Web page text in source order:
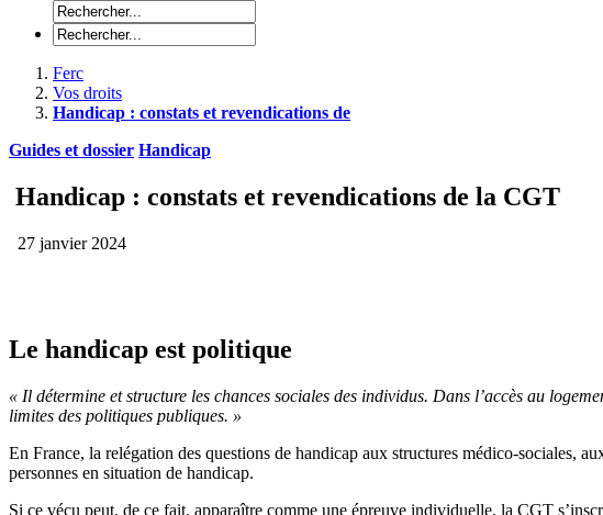
Ferc
Vos droits
Handicap : constats et revendications de
Guides et dossier Handicap
Handicap : constats et revendications de la CGT
27 janvier 2024
Le handicap est politique
« Il détermine et structure les chances sociales des individus. Dans l’accès au
limites des politiques publiques. »
En France, la relégation des questions de handicap aux structures médico-sociales,
personnes en situation de handicap.
Si ce vécu peut, de ce fait, apparaître comme une épreuve individuelle, la CGT